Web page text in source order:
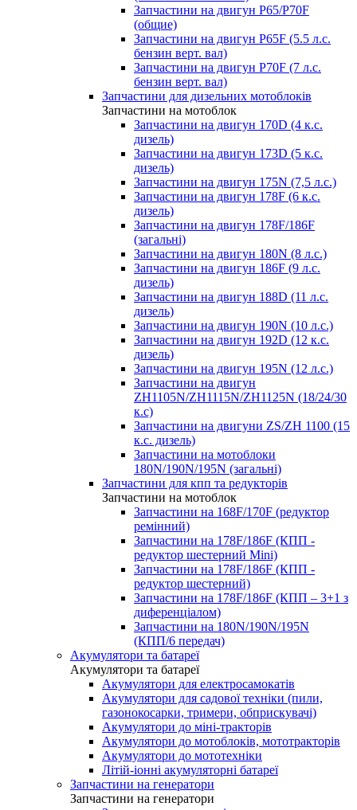
Запчастини на двигун P65/P70F
(общие)
Запчастини на двигун P65F (5.5 л.с.
бензин верт. вал)
Запчастини на двигун P70F (7 л.с.
бензин верт. вал)
Запчастини для дизельних мотоблоків
Запчастини на мотоблок
Запчастини на двигун 170D (4 к.с.
дизель)
Запчастини на двигун 173D (5 к.с.
дизель)
Запчастини на двигун 175N (7,5 л.с.)
Запчастини на двигун 178F (6 к.с.
дизель)
Запчастини на двигун 178F/186F
(загальні)
Запчастини на двигун 180N (8 л.с.)
Запчастини на двигун 186F (9 л.с.
дизель)
Запчастини на двигун 188D (11 л.с.
дизель)
Запчастини на двигун 190N (10 л.с.)
Запчастини на двигун 192D (12 к.с.
дизель)
Запчастини на двигун 195N (12 л.с.)
Запчастини на двигун
ZH1105N/ZH1115N/ZH1125N (18/24/30
к.с)
Запчастини на двигуни ZS/ZH 1100 (15
к.с. дизель)
Запчастини на мотоблоки
180N/190N/195N (загальні)
Запчастини для кпп та редукторів
Запчастини на мотоблок
Запчастини на 168F/170F (редуктор
ремінний)
Запчастини на 178F/186F (КПП -
редуктор шестерний Mini)
Запчастини на 178F/186F (КПП -
редуктор шестерний)
Запчастини на 178F/186F (КПП – 3+1 з
диференціалом)
Запчастини на 180N/190N/195N
(КПП/6 передач)
Акумулятори та батареї
Акумулятори та батареї
Акумулятори для електросамокатів
Акумулятори для садової техніки (пили,
газонокосарки, тримери, обприскувачі)
Акумулятори до міні-тракторів
Акумулятори до мотоблоків, мототракторів
Акумулятори до мототехніки
Літій-іонні акумуляторні батареї
Запчастини на генератори
Запчастини на генератори